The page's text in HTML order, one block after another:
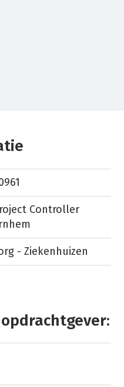
Controller
- Ziekenhuizen